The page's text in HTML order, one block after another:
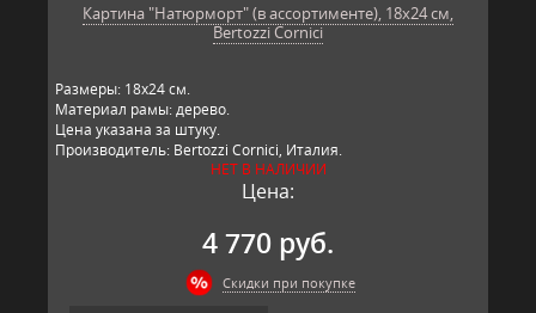
Картина "Натюрморт" (в ассортименте), 18х24 см,
Bertozzi Cornici
Размеры: 18х24 см.
Материал рамы: дерево.
Цена указана за штуку.
Производитель: Bertozzi Cornici, Италия.
НЕТ В НАЛИЧИИ
Цена:
4 770 руб.
Скидки при покупке